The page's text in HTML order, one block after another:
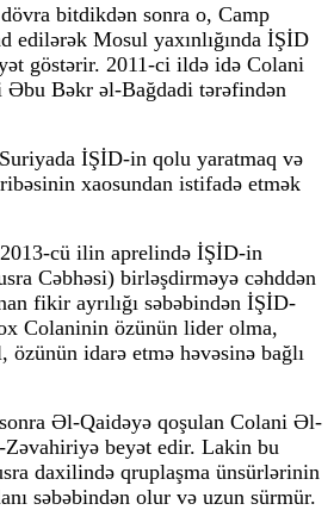
bitdikdən sonra o, Camp
edilərək Mosul yaxınlığında İŞİD
göstərir. 2011-ci ildə idə Colani
Bəkr əl-Bağdadi tərəfindən
İŞİD-in qolu yaratmaq və
xaosundan istifadə etmək
cü ilin aprelində İŞİD-in
Cəbhəsi) birləşdirməyə cəhddən
fikir ayrılığı səbəbindən İŞİD-
Colaninin özünün lider olma,
idarə etmə həvəsinə bağlı
Əl-Qaidəyə qoşulan Colani Əl-
beyət edir. Lakin bu
daxilində qruplaşma ünsürlərinin
səbəbindən olur və uzun sürmür.